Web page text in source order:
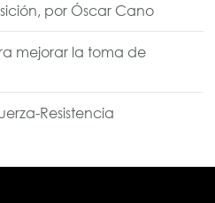
por Óscar Cano
mejorar la toma de
Resistencia